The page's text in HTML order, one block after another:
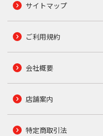
サイトマップ
ご利用規約
会社概要
店舗案内
特定商取引法